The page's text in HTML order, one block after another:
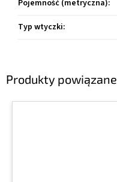
Produkty powiązane
Pojemność (metryczna):
Typ wtyczki: